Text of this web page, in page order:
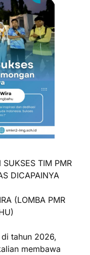
TIM PMR
DICAPAINYA
(LOMBA PMR
tahun 2026,
membawa